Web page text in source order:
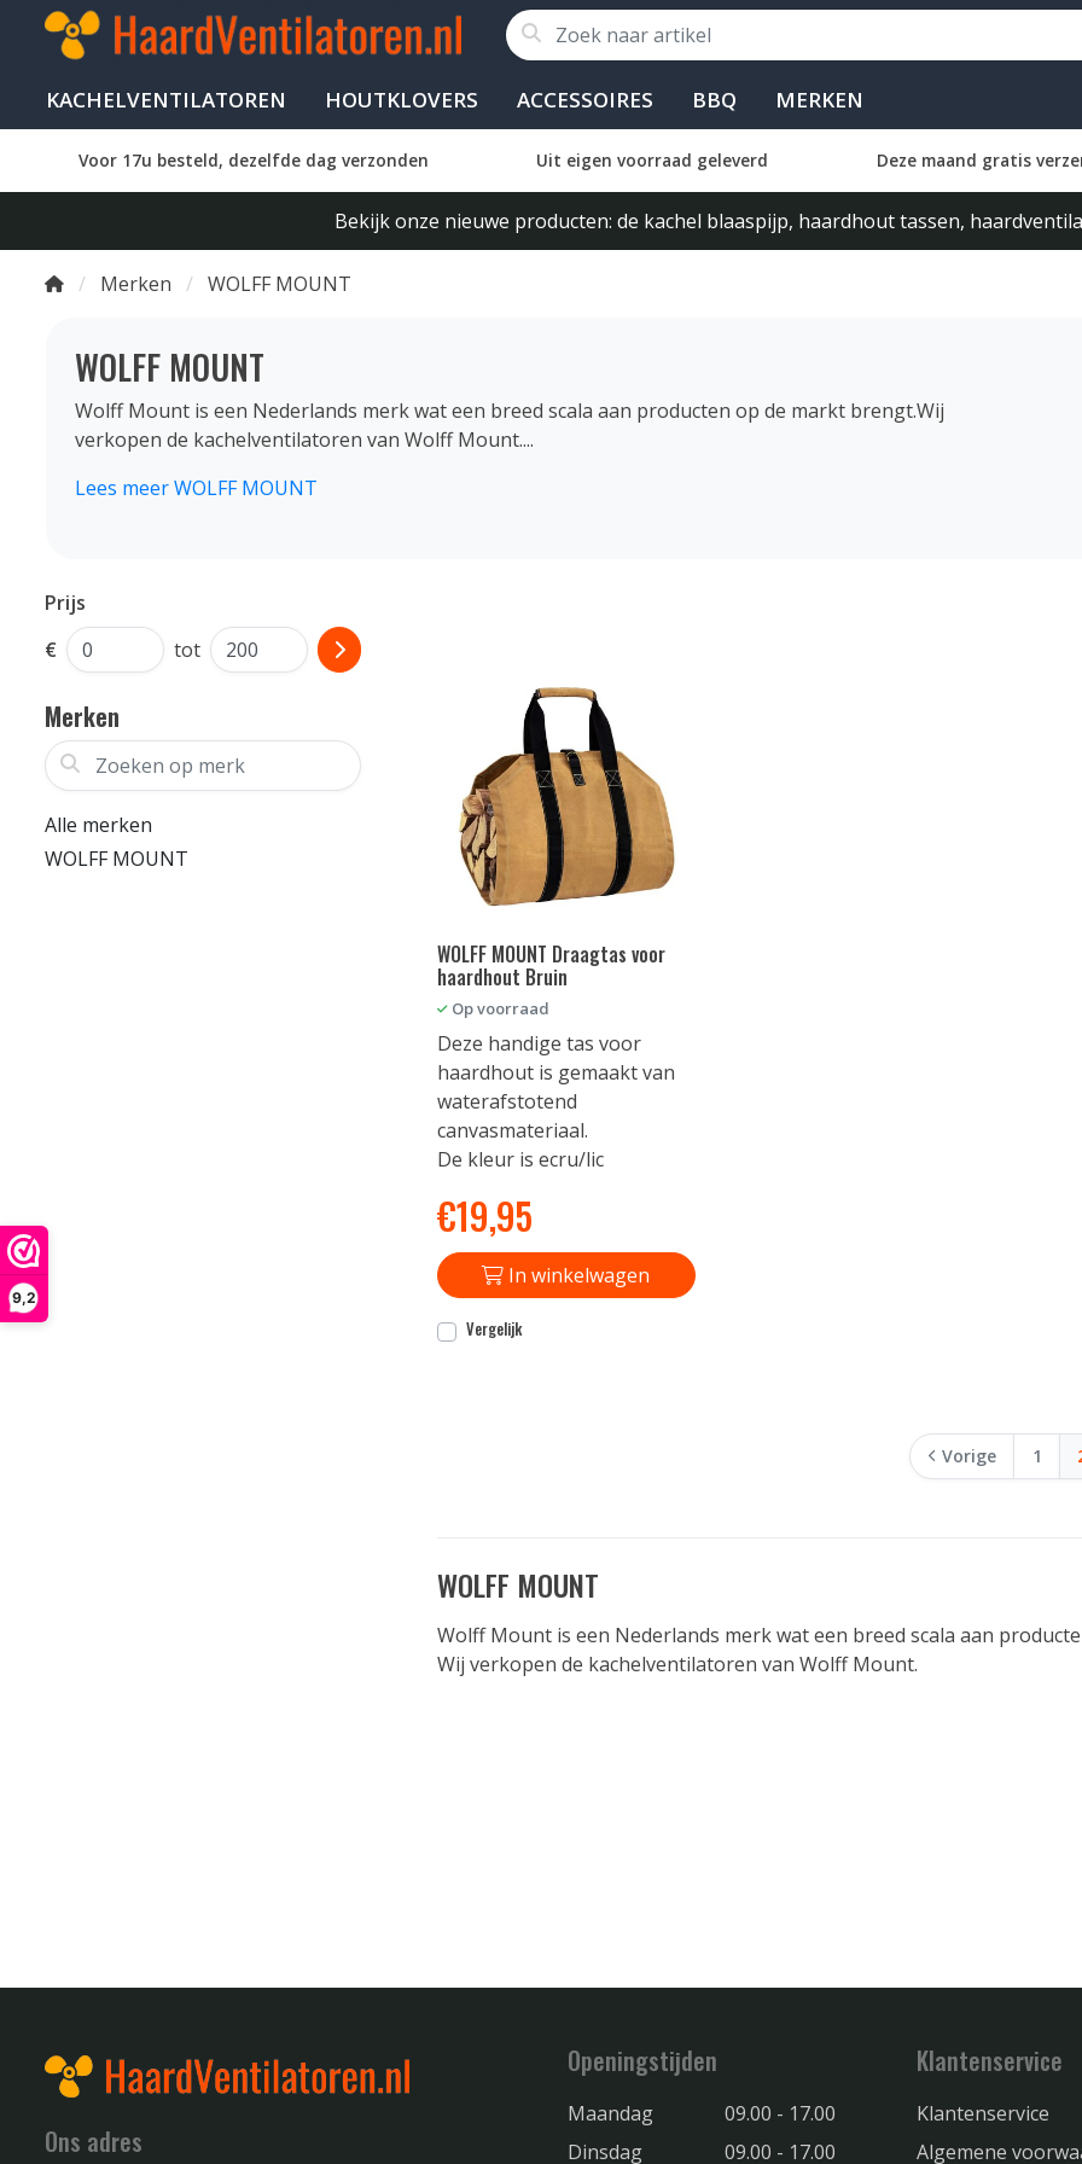
9,2
KACHELVENTILATOREN HOUTKLOVERS ACCESSOIRES BBQ MERKEN
Voor 17u besteld, dezelfde dag verzonden Uit eigen voorraad geleverd Deze maand gratis
Bekijk onze nieuwe producten: de kachel blaaspijp, haardhout tassen,
Merken WOLFF MOUNT
WOLFF MOUNT
Wolff Mount is een Nederlands merk wat een breed scala aan producten op de markt brengt.Wij
verkopen de kachelventilatoren van Wolff Mount....
Lees meer WOLFF MOUNT
Prijs
€
tot
Merken
Zoeken op merk
Alle merken
WOLFF MOUNT
WOLFF MOUNT Draagtas voor
haardhout Bruin
Op voorraad
Deze handige tas voor
haardhout is gemaakt van
waterafstotend
canvasmateriaal.
De kleur is ecru/lic
€19,95
In winkelwagen
Vergelijk
Vorige 1
WOLFF MOUNT
Wolff Mount is een Nederlands merk wat een breed scala aan
Wij verkopen de kachelventilatoren van Wolff Mount.
Ons adres
Openingstijden
Maandag
09.00 - 17.00
Dinsdag
09.00 - 17.00
Klantenservice
Klantenservice
Algemene